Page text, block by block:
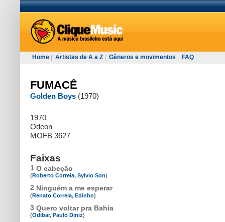
Home Artistas de A a Z Gêneros e movimentos FAQ
FUMACÊ
Golden Boys (1970)
1970
Odeon
MOFB 3627
Faixas
1 O cabeção
(Roberto Correia, Sylvio Son)
2 Ninguém a me esperar
(Renato Correia, Edinho)
3 Quero voltar pra Bahia
(Odibar, Paulo Diniz)